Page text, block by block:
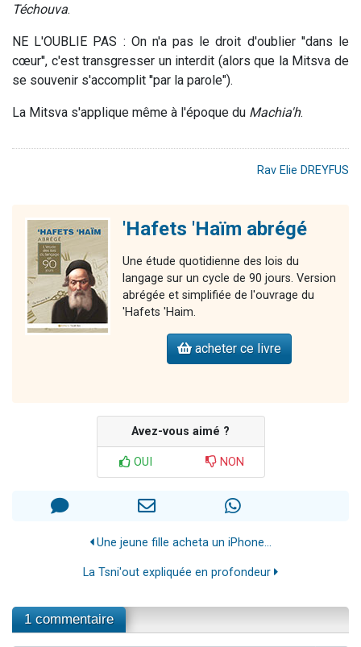
Téchouva.
NE L'OUBLIE PAS : On n'a pas le droit d'oublier ''dans le
cœur'', c'est transgresser un interdit (alors que la Mitsva de
se souvenir s'accomplit ''par la parole").
La Mitsva s'applique même à l'époque du Machia'h.
Rav Elie DREYFUS
'Hafets 'Haïm abrégé
Une étude quotidienne des lois du
langage sur un cycle de 90 jours. Version
abrégée et simplifiée de l'ouvrage du
'Hafets 'Haim.
acheter ce livre
Avez-vous aimé ?
OUI NON
Une jeune fille acheta un iPhone...
La Tsni'out expliquée en profondeur
1 commentaire